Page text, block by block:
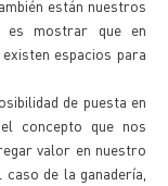
están nuestros
es mostrar que en
espacios para
de puesta en
concepto que nos
valor en nuestro
de la ganadería,